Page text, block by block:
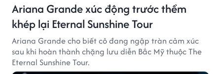
Ariana Grande xúc động trước thềm
khép lại Eternal Sunshine Tour
Ariana Grande cho biết cô đang ngập tràn cảm xúc
sau khi hoàn thành chặng lưu diễn Bắc Mỹ thuộc The
Eternal Sunshine Tour.